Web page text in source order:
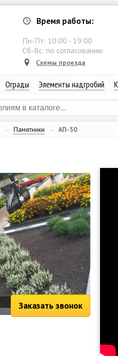
Время работы:
Пн-Пт: 10:00 - 19:00
Сб-Вс: по согласованию
Схемы проезда
Ограды Элементы надгробий
→ Памятники → АП-50
Заказать звонок